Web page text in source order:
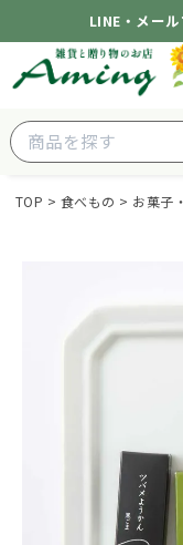
LINE・メー
TOP 食べもの お菓子